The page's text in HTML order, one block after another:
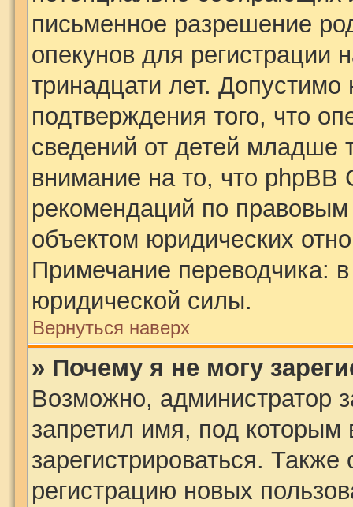
письменное разрешение
опекунов для регистрации
тринадцати лет. Допустимо
подтверждения того, что
сведений от детей младше
внимание на то, что phpBB
рекомендаций по
объектом юридических
Примечание переводчика:
юридической силы.
Вернуться наверх
» Почему я не могу
Возможно, администратор
запретил имя, под которым
зарегистрироваться.
регистрацию новых